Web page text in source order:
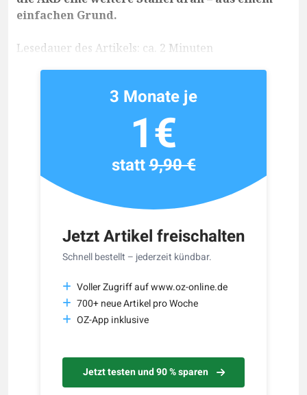
einfachen Grund.
Lesedauer des Artikels: ca. 2 Minuten
Jetzt Artikel freischalten
Schnell bestellt – jederzeit kündbar.
Voller Zugriff auf www.oz-online.de
700+ neue Artikel pro Woche
OZ-App inklusive
Jetzt testen und 90 % sparen
3 Monate je
1€
statt9,90 €